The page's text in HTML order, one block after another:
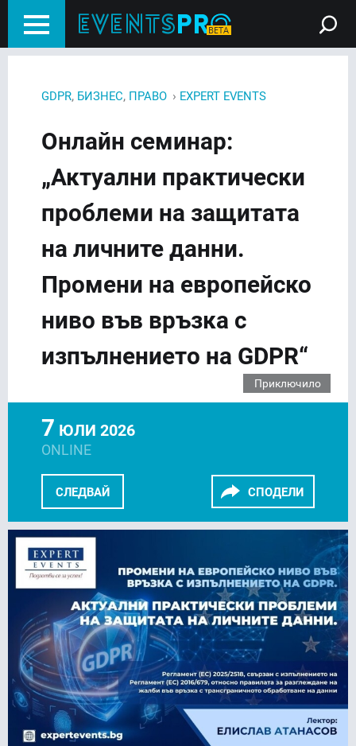
GDPR, БИЗНЕС, ПРАВО › EXPERT EVENTS
Онлайн семинар:
„Актуални практически
проблеми на защитата
на личните данни.
Промени на европейско
ниво във връзка с
изпълнението на GDPR“
Приключило
СЛЕДВАЙ СПОДЕЛИ
7 ЮЛИ 2026
ONLINE
FACEBOOK